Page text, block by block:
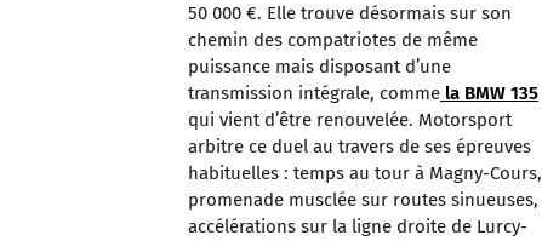
50 000 €. Elle trouve désormais sur son
chemin des compatriotes de même
puissance mais disposant d’une
transmission intégrale, comme la BMW 135
qui vient d’être renouvelée. Motorsport
arbitre ce duel au travers de ses épreuves
habituelles : temps au tour à Magny-Cours,
promenade musclée sur routes sinueuses,
accélérations sur la ligne droite de Lurcy-